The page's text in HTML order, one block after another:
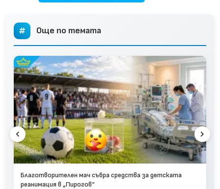
Още по темата
Благотворителен мач събра средства за детската
реанимация в „Пирогов“